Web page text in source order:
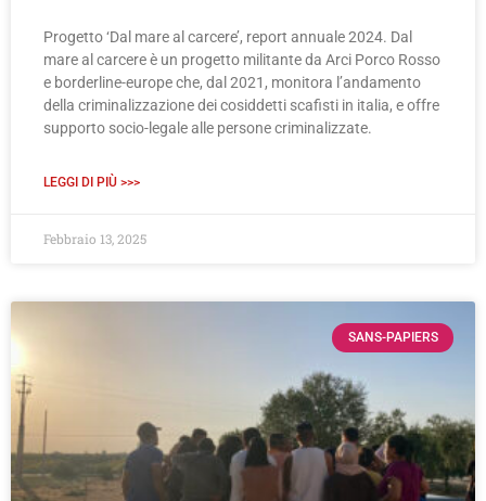
Progetto ‘Dal mare al carcere’, report annuale 2024. Dal
mare al carcere è un progetto militante da Arci Porco Rosso
e borderline-europe che, dal 2021, monitora l’andamento
della criminalizzazione dei cosiddetti scafisti in italia, e offre
supporto socio-legale alle persone criminalizzate.
LEGGI DI PIÙ >>>
Febbraio 13, 2025
SANS-PAPIERS